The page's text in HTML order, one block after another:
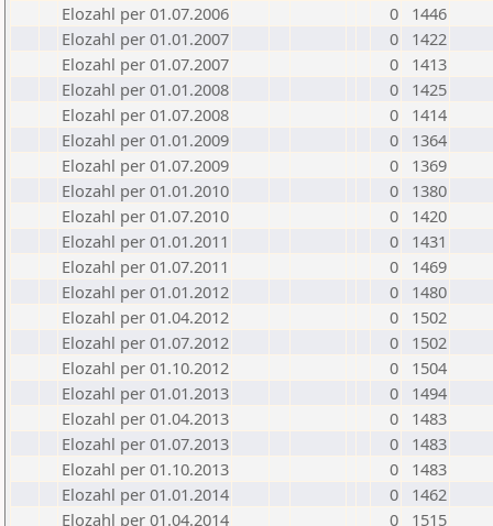
Elozahl per 01.07.2006
0
1446
Elozahl per 01.01.2007
0
1422
Elozahl per 01.07.2007
0
1413
Elozahl per 01.01.2008
0
1425
Elozahl per 01.07.2008
0
1414
Elozahl per 01.01.2009
0
1364
Elozahl per 01.07.2009
0
1369
Elozahl per 01.01.2010
0
1380
Elozahl per 01.07.2010
0
1420
Elozahl per 01.01.2011
0
1431
Elozahl per 01.07.2011
0
1469
Elozahl per 01.01.2012
0
1480
Elozahl per 01.04.2012
0
1502
Elozahl per 01.07.2012
0
1502
Elozahl per 01.10.2012
0
1504
Elozahl per 01.01.2013
0
1494
Elozahl per 01.04.2013
0
1483
Elozahl per 01.07.2013
0
1483
Elozahl per 01.10.2013
0
1483
Elozahl per 01.01.2014
0
1462
Elozahl per 01.04.2014
0
1515